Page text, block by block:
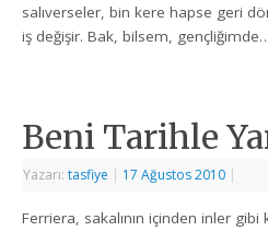
salıverseler, bin kere hapse geri
iş değişir. Bak, bilsem,
Beni Tarihle
Yazarı:tasfiye | 17 Ağustos 2010 |
Ferriera, sakalının içinden inler